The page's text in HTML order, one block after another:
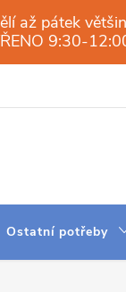
až pátek
9:30-
Ostatní potřeby